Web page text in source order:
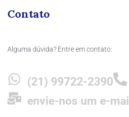
Contato
Alguma dúvida? Entre em contato:
(21) 99722-2390
envie-nos um e-mail